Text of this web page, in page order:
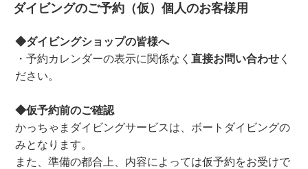
ダイビングのご予約（仮）個人のお客様用
◆ダイビングショップの皆様へ
・予約カレンダーの表示に関係なく直接お問い合わせ く
ださい。
◆仮予約前のご確認
かっちゃまダイビングサービスは、ボートダイビングの
みとなります。
また、準備の都合上、内容によっては仮予約をお受けで